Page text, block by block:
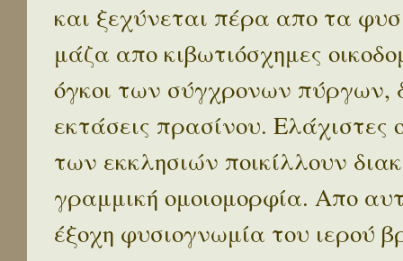
και ξεχύνεται πέρα απο τα
μάζα απο κιβωτιόσχημες
όγκοι των σύγχρονων πύργων,
εκτάσεις πρασίνου.
των εκκλησιών ποικίλλουν
γραμμική ομοιομορφία. Απο
έξοχη φυσιογνωμία του ιερού